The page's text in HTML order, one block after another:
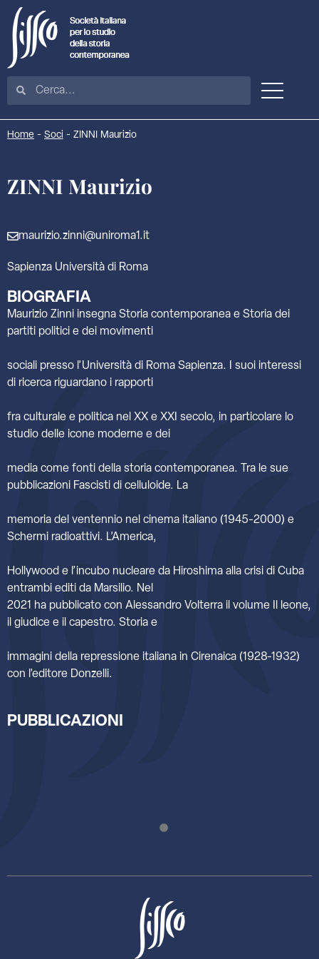
Home - Soci - ZINNI Maurizio
ZINNI Maurizio
maurizio.zinni@uniroma1.it
Sapienza Università di Roma
BIOGRAFIA
Maurizio Zinni insegna Storia contemporanea e Storia dei
partiti politici e dei movimenti
sociali presso l’Università di Roma Sapienza. I suoi interessi
di ricerca riguardano i rapporti
fra culturale e politica nel XX e XXI secolo, in particolare lo
studio delle icone moderne e dei
media come fonti della storia contemporanea. Tra le sue
pubblicazioni Fascisti di celluloide. La
memoria del ventennio nel cinema italiano (1945-2000) e
Schermi radioattivi. L’America,
Hollywood e l’incubo nucleare da Hiroshima alla crisi di Cuba
entrambi editi da Marsilio. Nel
2021 ha pubblicato con Alessandro Volterra il volume Il leone,
il giudice e il capestro. Storia e
immagini della repressione italiana in Cirenaica (1928-1932)
con l’editore Donzelli.
PUBBLICAZIONI